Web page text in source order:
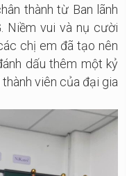
thành từ Ban lãnh
Niềm vui và nụ cười
chị em đã tạo nên
dấu thêm một kỷ
viên của đại gia